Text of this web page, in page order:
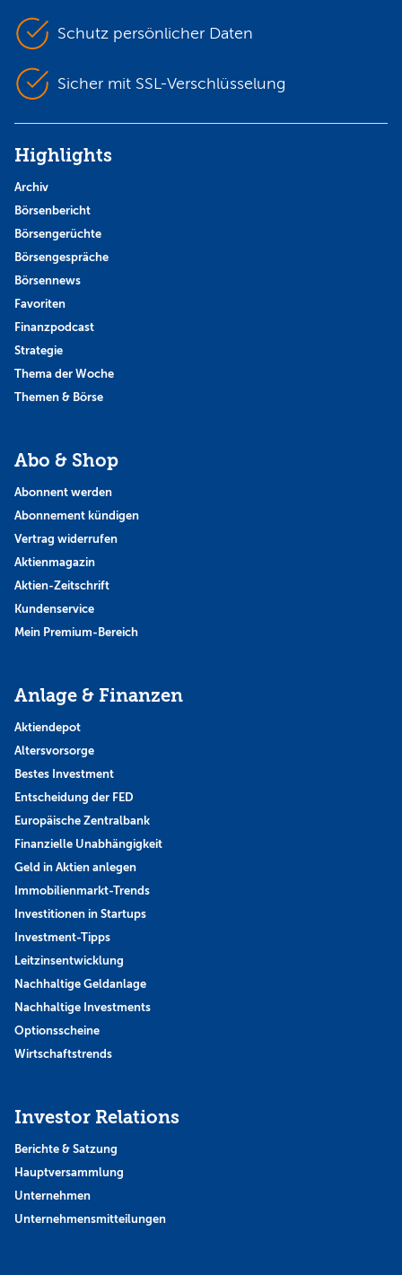
Schutz persönlicher Daten
Sicher mit SSL-Verschlüsselung
Highlights
Archiv
Börsenbericht
Börsengerüchte
Börsengespräche
Börsennews
Favoriten
Finanzpodcast
Strategie
Thema der Woche
Themen & Börse
Abo & Shop
Abonnent werden
Abonnement kündigen
Vertrag widerrufen
Aktienmagazin
Aktien-Zeitschrift
Kundenservice
Mein Premium-Bereich
Anlage & Finanzen
Aktiendepot
Altersvorsorge
Bestes Investment
Entscheidung der FED
Europäische Zentralbank
Finanzielle Unabhängigkeit
Geld in Aktien anlegen
Immobilienmarkt-Trends
Investitionen in Startups
Investment-Tipps
Leitzinsentwicklung
Nachhaltige Geldanlage
Nachhaltige Investments
Optionsscheine
Wirtschaftstrends
Investor Relations
Berichte & Satzung
Hauptversammlung
Unternehmen
Unternehmensmitteilungen